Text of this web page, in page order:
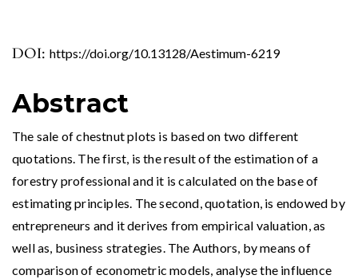
DOI: https://doi.org/10.13128/Aestimum-6219
Abstract
The sale of chestnut plots is based on two different
quotations. The first, is the result of the estimation of a
forestry professional and it is calculated on the base of
estimating principles. The second, quotation, is endowed by
entrepreneurs and it derives from empirical valuation, as
well as, business strategies. The Authors, by means of
comparison of econometric models, analyse the influence